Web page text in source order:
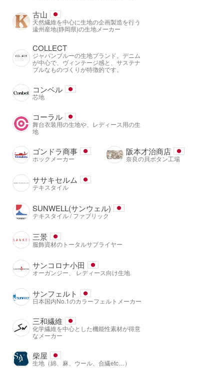
古山
天然繊維を中心に生地の企画製造を行う
遠州産地(静岡県)の生地メーカー
COLLECT
ジャパンブルーの生地ブランド。デニム
が中心で、ヴィンテージ感と、サステナ
ブルなものづくりが特徴的です。
コンベル
芯地
コーラル
舞台衣装用の生地や、レディース用の生
地
ゴンドラ商事
ホックメーカー
阪本才治商店
奈良の貝ボタン工場
ササキセルム
テキスタイル
SUNWELL(サンウェル)
テキスタイル / ファブリック
三景
服飾資材のトータルサプライヤー
サンコロナ小田
オーガンジー、 レディース向け生地
サンフェルト
日本国内No.1のカラーフェルトメーカー
三和繊維
化学繊維を中心とした機能性素材が得意
なメーカー
柴屋
生地（綿、麻、ウール、合繊etc…）